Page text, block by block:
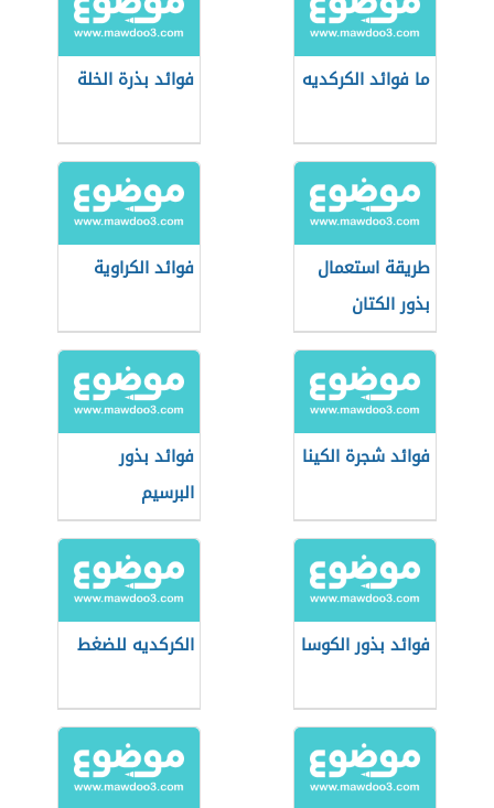
ما فوائد الكركديه فوائد بذرة الخلة
طريقة استعمال
بذور الكتان
فوائد الكراوية
فوائد شجرة الكينا
فوائد بذور
البرسيم
فوائد بذور الكوسا الكركديه للضغط